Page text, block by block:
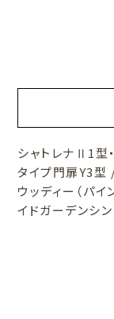
シャトレナⅡ1型
タイプ門扉Y3型
ウッディー（パ
イドガーデンシン